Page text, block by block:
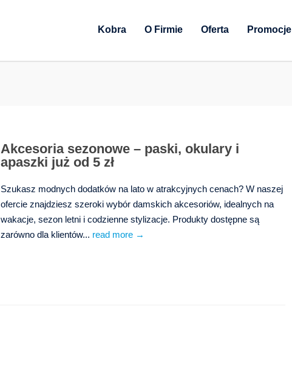
Kobra O Firmie Oferta Promocje
Akcesoria sezonowe – paski, okulary i
apaszki już od 5 zł
Szukasz modnych dodatków na lato w atrakcyjnych cenach? W naszej
ofercie znajdziesz szeroki wybór damskich akcesoriów, idealnych na
wakacje, sezon letni i codzienne stylizacje. Produkty dostępne są
zarówno dla klientów... read more →